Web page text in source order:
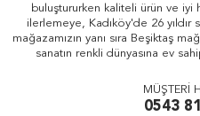
buluştururken kaliteli ürün ve
ilerlemeye, Kadıköy'de 26 yıldır
mağazamızın yanı sıra Beşiktaş
sanatın renkli dünyasına ev
MÜŞTERİ
0543